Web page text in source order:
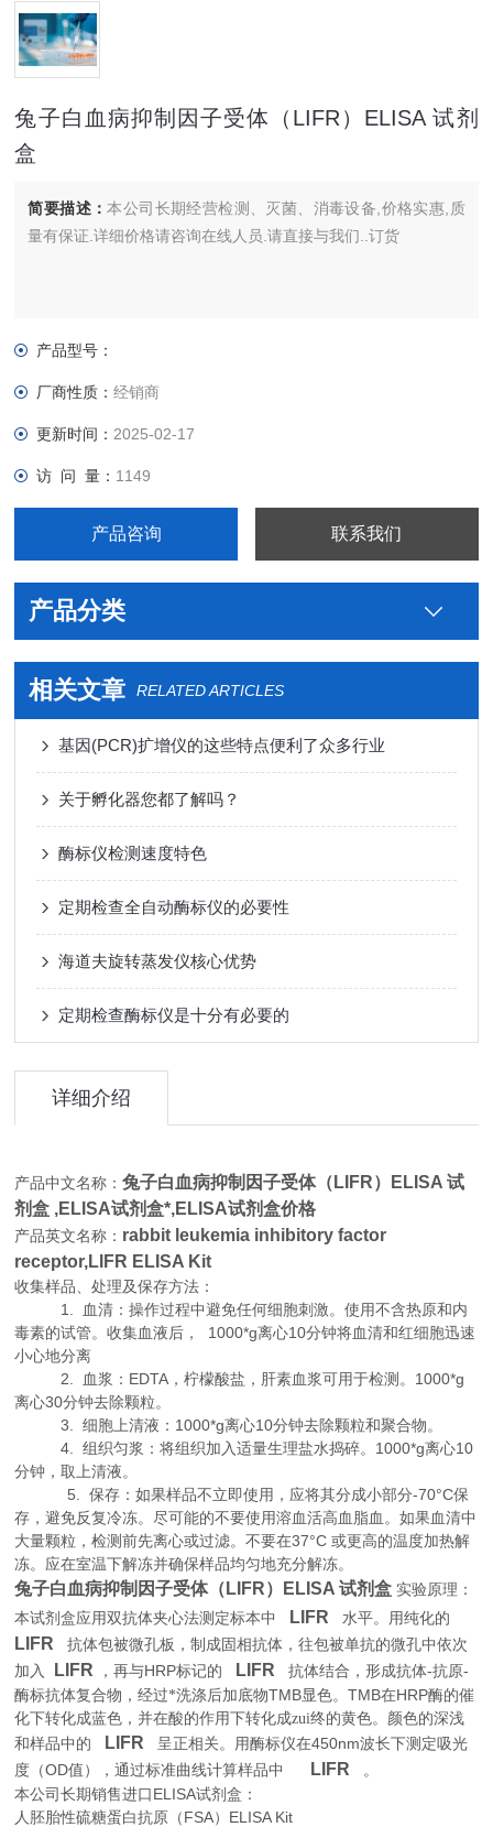
兔子白血病抑制因子受体（LIFR）ELISA 试剂
盒
简要描述：本公司长期经营检测、灭菌、消毒设备,价格实惠,质
量有保证.详细价格请咨询在线人员.请直接与我们..订货
产品型号：
厂商性质：经销商
更新时间： 2025-02-17
访 问 量： 1149
产品咨询 联系我们
产品分类
相关文章 RELATED ARTICLES
基因(PCR)扩增仪的这些特点便利了众多行业
关于孵化器您都了解吗？
酶标仪检测速度特色
定期检查全自动酶标仪的必要性
海道夫旋转蒸发仪核心优势
定期检查酶标仪是十分有必要的
详细介绍
产品中文名称：兔子白血病抑制因子受体（LIFR）ELISA 试
剂盒 ,ELISA试剂盒*,ELISA试剂盒价格
产品英文名称： rabbit leukemia inhibitory factor
receptor,LIFR ELISA Kit
收集样品、处理及保存方法：
1. 血清：操作过程中避免任何细胞刺激。使用不含热原和内
毒素的试管。收集血液后， 1000*g离心10分钟将血清和红细胞迅速
小心地分离
2. 血浆：EDTA，柠檬酸盐，肝素血浆可用于检测。1000*g
离心30分钟去除颗粒。
3. 细胞上清液：1000*g离心10分钟去除颗粒和聚合物。
4. 组织匀浆：将组织加入适量生理盐水捣碎。1000*g离心10
分钟，取上清液。
5. 保存：如果样品不立即使用，应将其分成小部分-70°C保
存，避免反复冷冻。尽可能的不要使用溶血活高血脂血。如果血清中
大量颗粒，检测前先离心或过滤。不要在37°C 或更高的温度加热解
冻。应在室温下解冻并确保样品均匀地充分解冻。
兔子白血病抑制因子受体（LIFR）ELISA 试剂盒 实验原理 ：
本试剂盒应用双抗体夹心法测定标本中
LIFR 水平。用纯化的
LIFR
抗体包被微孔板，制成固相抗体，往包被单抗的微孔中依次
加入
LIFR ，再与HRP标记的 LIFR 抗体结合，形成抗体-抗原-
酶标抗体复合物，经过*洗涤后加底物TMB显色。TMB在HRP酶的催
化下转化成蓝色，并在酸的作用下转化成zui终的黄色。颜色的深浅
和样品中的
LIFR 呈正相关。用酶标仪在450nm波长下测定吸光
度（OD值），通过标准曲线计算样品中 LIFR
。
本公司长期销售进口ELISA试剂盒：
人胚胎性硫糖蛋白抗原（FSA）ELISA Kit